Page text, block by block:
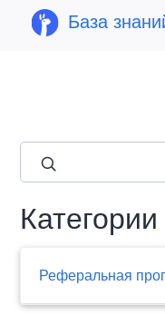
База
Категории
Реферальная